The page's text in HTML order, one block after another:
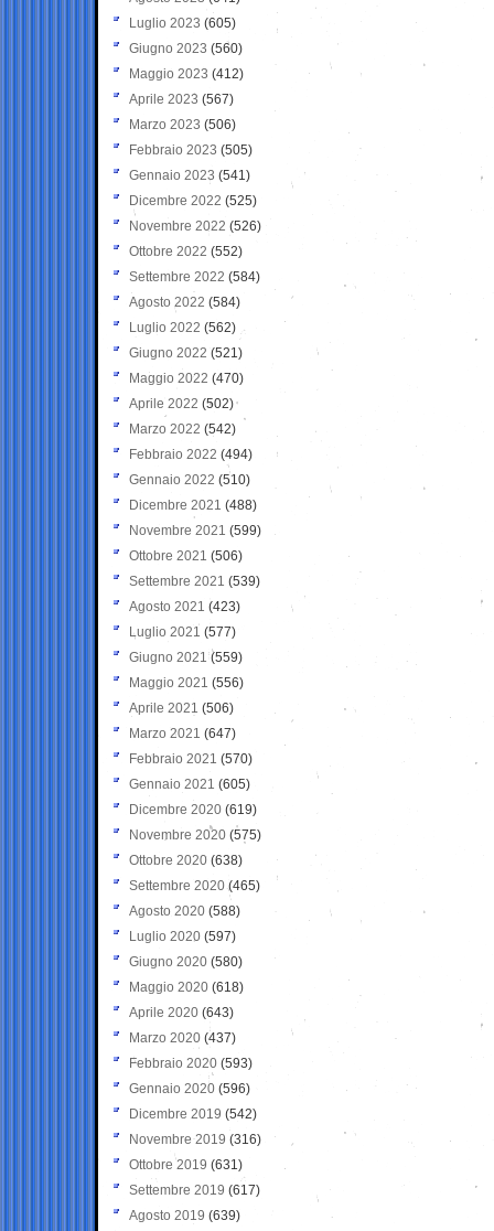
Luglio 2023 (605)
Giugno 2023 (560)
Maggio 2023 (412)
Aprile 2023 (567)
Marzo 2023 (506)
Febbraio 2023 (505)
Gennaio 2023 (541)
Dicembre 2022 (525)
Novembre 2022 (526)
Ottobre 2022 (552)
Settembre 2022 (584)
Agosto 2022 (584)
Luglio 2022 (562)
Giugno 2022 (521)
Maggio 2022 (470)
Aprile 2022 (502)
Marzo 2022 (542)
Febbraio 2022 (494)
Gennaio 2022 (510)
Dicembre 2021 (488)
Novembre 2021 (599)
Ottobre 2021 (506)
Settembre 2021 (539)
Agosto 2021 (423)
Luglio 2021 (577)
Giugno 2021(559)
Maggio 2021 (556)
Aprile 2021 (506)
Marzo 2021 (647)
Febbraio 2021 (570)
Gennaio 2021 (605)
Dicembre 2020 (619)
Novembre 2020 (575)
Ottobre 2020 (638)
Settembre 2020(465)
Agosto 2020 (588)
Luglio 2020 (597)
Giugno 2020 (580)
Maggio 2020 (618)
Aprile 2020 (643)
Marzo 2020 (437)
Febbraio 2020 (593)
Gennaio 2020 (596)
Dicembre 2019 (542)
Novembre 2019 (316)
Ottobre 2019 (631)
Settembre 2019 (617)
Agosto 2019 (639)